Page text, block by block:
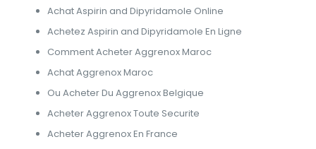
Achat Aspirin and Dipyridamole Online
Achetez Aspirin and Dipyridamole En Ligne
Comment Acheter Aggrenox Maroc
Achat Aggrenox Maroc
Ou Acheter Du Aggrenox Belgique
Acheter Aggrenox Toute Securite
Acheter Aggrenox En France